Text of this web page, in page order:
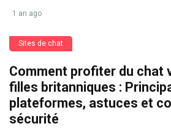
1 an ago
Sites de chat
Comment profiter du chat
filles britanniques :
plateformes, astuces et
sécurité